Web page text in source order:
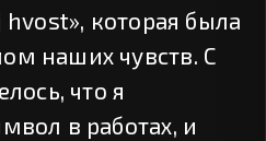
которая была
наших чувств. С
что я
в работах, и